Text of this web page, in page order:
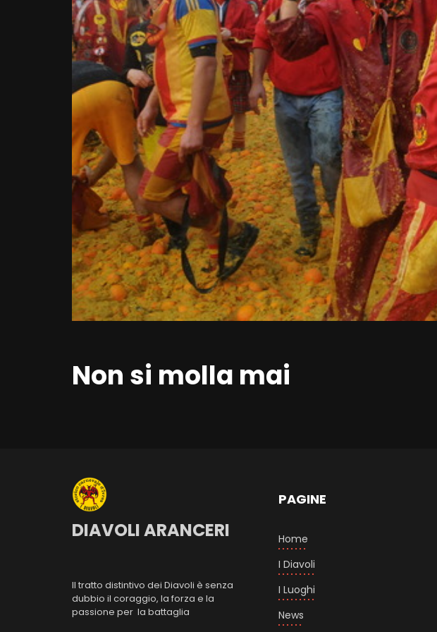
Non si molla mai
DIAVOLI ARANCERI
Il tratto distintivo dei Diavoli è senza
dubbio il coraggio, la forza e la
passione per la battaglia
PAGINE
Home
I Diavoli
I Luoghi
News